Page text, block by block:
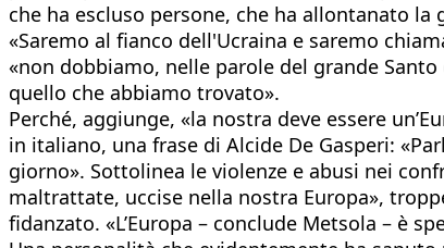
che ha escluso persone, che ha allontanato
«Saremo al fianco dell'Ucraina e saremo
«non dobbiamo, nelle parole del grande
quello che abbiamo trovato».
Perché, aggiunge, «la nostra deve essere
in italiano, una frase di Alcide De Gasperi:
giorno». Sottolinea le violenze e abusi nei
maltrattate, uccise nella nostra Europa»,
fidanzato. «L’Europa – conclude Metsola – è